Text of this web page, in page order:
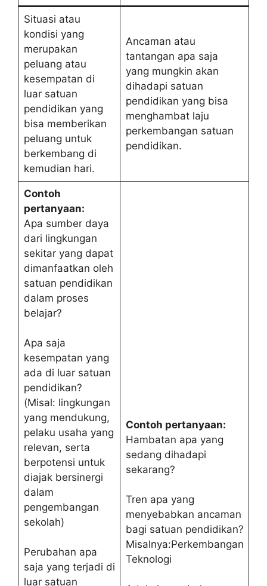
Situasi atau
kondisi yang
merupakan
peluang atau
kesempatan di
luar satuan
pendidikan yang
bisa memberikan
peluang untuk
berkembang di
kemudian hari.
Ancaman atau
tantangan apa saja
yang mungkin akan
dihadapi satuan
pendidikan yang bisa
menghambat laju
perkembangan satuan
pendidikan.
Contoh
pertanyaan:
Apa sumber daya
dari lingkungan
sekitar yang dapat
dimanfaatkan oleh
satuan pendidikan
dalam proses
belajar?
Apa saja
kesempatan yang
ada di luar satuan
pendidikan?
(Misal: lingkungan
yang mendukung,
pelaku usaha yang
relevan, serta
berpotensi untuk
diajak bersinergi
dalam
pengembangan
sekolah)
Perubahan apa
saja yang terjadi di
luar satuan
Contoh pertanyaan:
Hambatan apa yang
sedang dihadapi
sekarang?
Tren apa yang
menyebabkan ancaman
bagi satuan pendidikan?
Misalnya:Perkembangan
Teknologi